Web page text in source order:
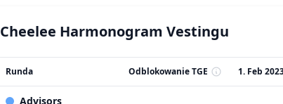
Cheelee Harmonogram Vestingu
Runda Odblokowanie TGE 1. Feb
Advisors